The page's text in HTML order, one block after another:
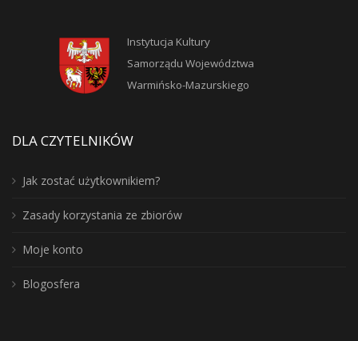
Instytucja Kultury
Samorządu Województwa
Warmińsko-Mazurskiego
DLA CZYTELNIKÓW
Jak zostać użytkownikiem?
Zasady korzystania ze zbiorów
Moje konto
Blogosfera